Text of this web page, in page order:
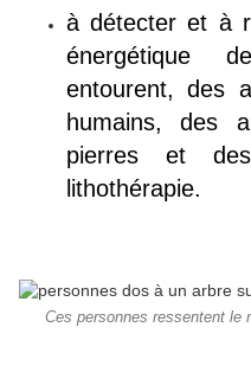
à détecter et à
énergétique
entourent, des
humains, des
pierres et
lithothérapie.
Ces personnes ressentent le